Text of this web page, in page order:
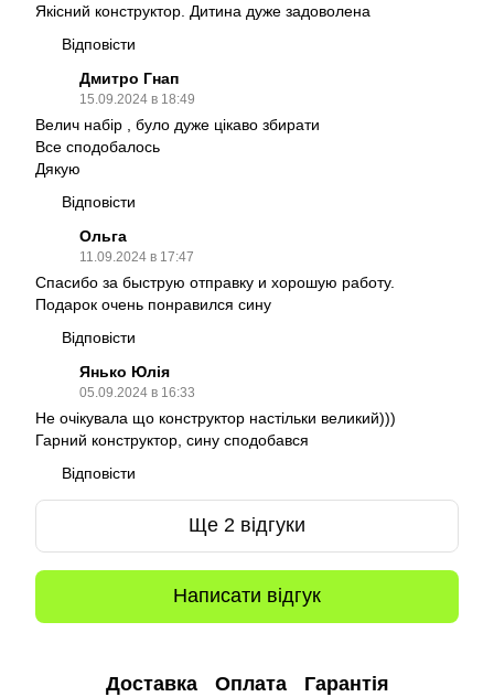
Якісний конструктор. Дитина дуже задоволена
Відповісти
Дмитро Гнап
15.09.2024 в 18:49
Велич набір , було дуже цікаво збирати
Все сподобалось
Дякую
Відповісти
Ольга
11.09.2024 в 17:47
Спасибо за быструю отправку и хорошую работу.
Подарок очень понравился сину
Відповісти
Янько Юлія
05.09.2024 в 16:33
Не очікувала що конструктор настільки великий)))
Гарний конструктор, сину сподобався
Відповісти
Ще 2 відгуки
Написати відгук
Доставка Оплата Гарантія